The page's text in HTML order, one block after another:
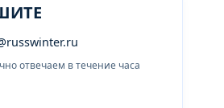
отвечаем в течение часа